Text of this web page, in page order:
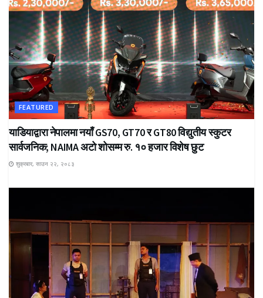
FEATURED
याडियाद्वारा नेपालमा नयाँ GS70, GT70 र GT80 विद्युतीय स्कुटर
सार्वजनिक; NAIMA अटो शोसम्म रु. १० हजार विशेष छुट
शुक्रबार, साउन २२, २०८३